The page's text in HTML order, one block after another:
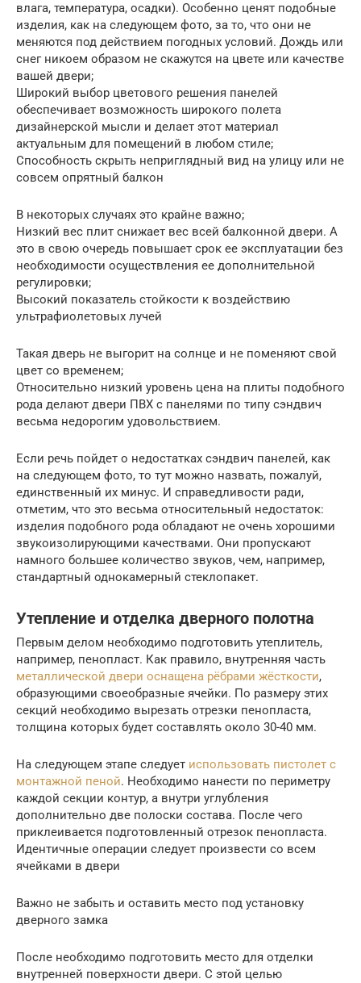
влага, температура, осадки). Особенно ценят подобные
изделия, как на следующем фото, за то, что они не
меняются под действием погодных условий. Дождь или
снег никоем образом не скажутся на цвете или качестве
вашей двери;
Широкий выбор цветового решения панелей
обеспечивает возможность широкого полета
дизайнерской мысли и делает этот материал
актуальным для помещений в любом стиле;
Способность скрыть неприглядный вид на улицу или не
совсем опрятный балкон
В некоторых случаях это крайне важно;
Низкий вес плит снижает вес всей балконной двери. А
это в свою очередь повышает срок ее эксплуатации без
необходимости осуществления ее дополнительной
регулировки;
Высокий показатель стойкости к воздействию
ультрафиолетовых лучей
Такая дверь не выгорит на солнце и не поменяют свой
цвет со временем;
Относительно низкий уровень цена на плиты подобного
рода делают двери ПВХ с панелями по типу сэндвич
весьма недорогим удовольствием.
Если речь пойдет о недостатках сэндвич панелей, как
на следующем фото, то тут можно назвать, пожалуй,
единственный их минус. И справедливости ради,
отметим, что это весьма относительный недостаток:
изделия подобного рода обладают не очень хорошими
звукоизолирующими качествами. Они пропускают
намного большее количество звуков, чем, например,
стандартный однокамерный стеклопакет.
Утепление и отделка дверного полотна
Первым делом необходимо подготовить утеплитель,
например, пенопласт. Как правило, внутренняя часть
металлической двери оснащена рёбрами жёсткости,
образующими своеобразные ячейки. По размеру этих
секций необходимо вырезать отрезки пенопласта,
толщина которых будет составлять около 30-40 мм.
На следующем этапе следует использовать пистолет с
монтажной пеной. Необходимо нанести по периметру
каждой секции контур, а внутри углубления
дополнительно две полоски состава. После чего
приклеивается подготовленный отрезок пенопласта.
Идентичные операции следует произвести со всем
ячейками в двери
Важно не забыть и оставить место под установку
дверного замка
После необходимо подготовить место для отделки
внутренней поверхности двери. С этой целью